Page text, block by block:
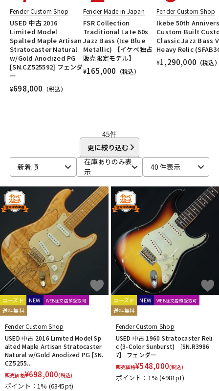
DTM オンライン納品 レコーディング機器
配信/ライブ機器
中古
Fender Custom Shop
USED 中古 2016
Limited Model
Spalted Maple Artisan
Stratocaster Natural
w/Gold Anodized PG
[SN.CZ525592] フェンダ
ー
¥698,000 （税込）
Fender Made in Japan
FSR Collection
Traditional Late 60s
Jazz Bass (Ice Blue
Metallic) 【イケベ独占
販売限定モデル】
¥165,000 （税込）
Fender Custom Shop
Ikebe 50th
Custom Built
Classic Jazz Bass V
Heavy Relic
¥1,290,000 （税込
45件
更に絞り込む
新着順
在庫ありのみ表
示
40 件表示
ユーズド NEW WEB注文店頭受取可
送料無料
Fender Custom Shop
USED 中古 2016 Limited Model Sp
alted Maple Artisan Stratocaster
Natural w/Gold Anodized PG [SN.
CZ5255...
販売価格¥698,000(税込)
ポイント：1% (6345pt)
ユーズド NEW WEB注文店頭受取可
送料無料
Fender Custom Shop
USED 中古 1960 Stratocaster Reli
c (3-Color Sunburst) ［SN.R3986
7］ フェンダー
販売価格¥548,000(税込)
ポイント：1%(4981pt)